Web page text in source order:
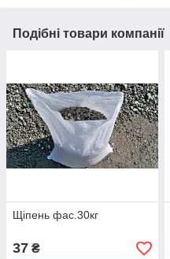
Подібні товари компанії
Щіпень фас.30кг
37 ₴